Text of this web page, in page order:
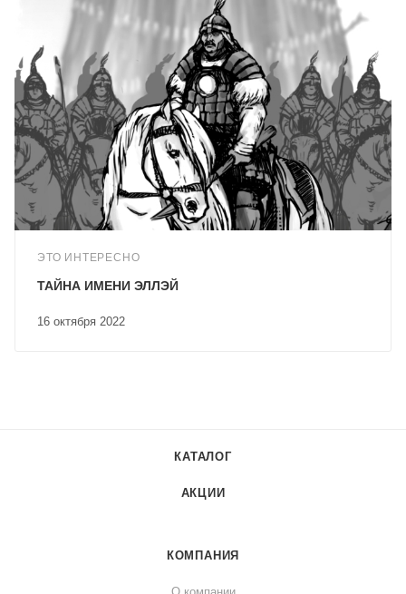
ЭТО ИНТЕРЕСНО
16 октября 2022
ТАЙНА ИМЕНИ ЭЛЛЭЙ
КАТАЛОГ
АКЦИИ
КОМПАНИЯ